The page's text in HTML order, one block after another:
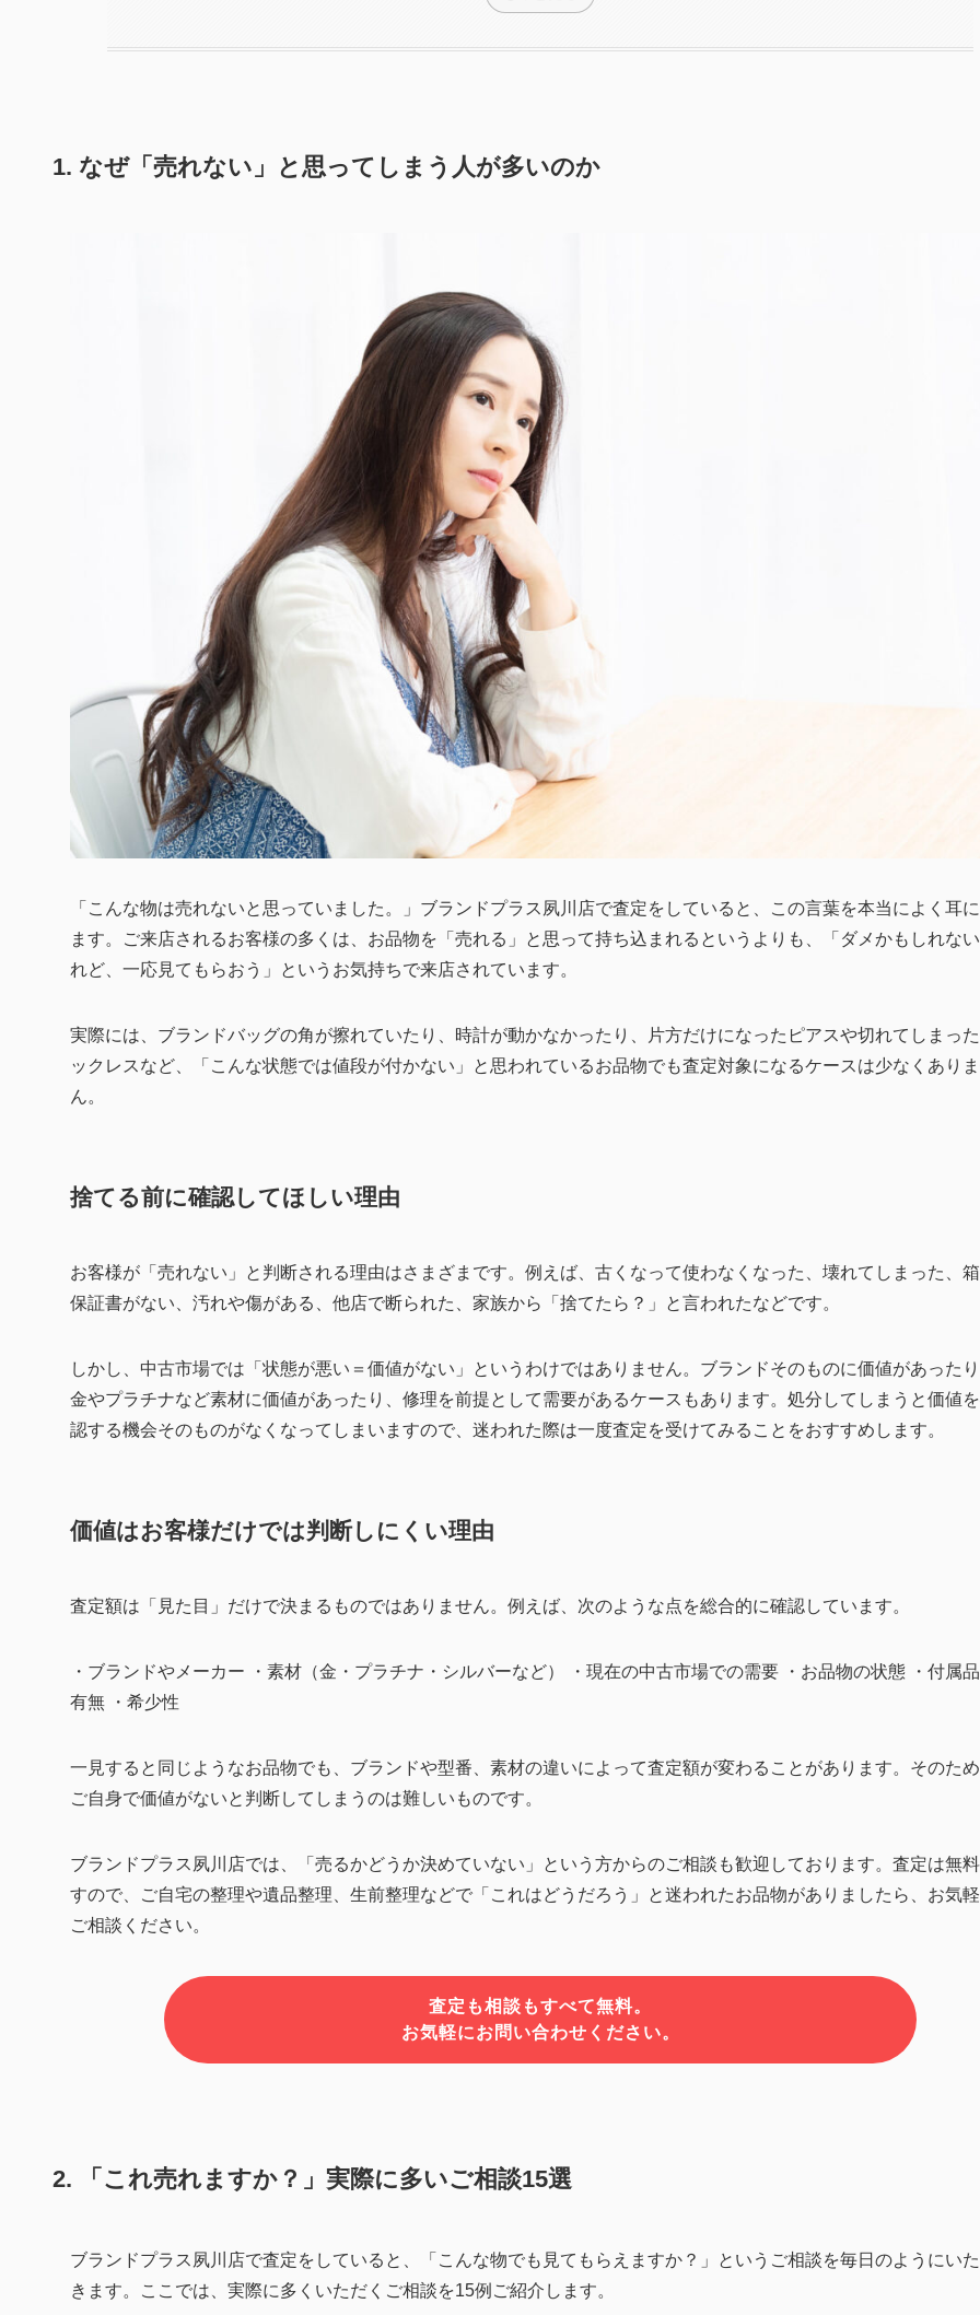
1. なぜ「売れない」と思ってしまう人が多いのか
「こんな物は売れないと思っていました。」ブランドプラス夙川店で査定をしていると、この言葉を本当によく耳
ます。ご来店されるお客様の多くは、お品物を「売れる」と思って持ち込まれるというよりも、「ダメかもしれな
れど、一応見てもらおう」というお気持ちで来店されています。
実際には、ブランドバッグの角が擦れていたり、時計が動かなかったり、片方だけになったピアスや切れてしまっ
ックレスなど、「こんな状態では値段が付かない」と思われているお品物でも査定対象になるケースは少なくあり
ん。
捨てる前に確認してほしい理由
お客様が「売れない」と判断される理由はさまざまです。例えば、古くなって使わなくなった、壊れてしまった、
保証書がない、汚れや傷がある、他店で断られた、家族から「捨てたら？」と言われたなどです。
しかし、中古市場では「状態が悪い＝価値がない」というわけではありません。ブランドそのものに価値があったり
金やプラチナなど素材に価値があったり、修理を前提として需要があるケースもあります。処分してしまうと価値
認する機会そのものがなくなってしまいますので、迷われた際は一度査定を受けてみることをおすすめします。
価値はお客様だけでは判断しにくい理由
査定額は「見た目」だけで決まるものではありません。例えば、次のような点を総合的に確認しています。
・ブランドやメーカー ・素材（金・プラチナ・シルバーなど） ・現在の中古市場での需要 ・お品物の状態 ・付属
有無 ・希少性
一見すると同じようなお品物でも、ブランドや型番、素材の違いによって査定額が変わることがあります。そのため
ご自身で価値がないと判断してしまうのは難しいものです。
ブランドプラス夙川店では、「売るかどうか決めていない」という方からのご相談も歓迎しております。査定は無
すので、ご自宅の整理や遺品整理、生前整理などで「これはどうだろう」と迷われたお品物がありましたら、お気
ご相談ください。
査定も相談もすべて無料。
お気軽にお問い合わせください。
2. 「これ売れますか？」実際に多いご相談15選
ブランドプラス夙川店で査定をしていると、「こんな物でも見てもらえますか？」というご相談を毎日のようにい
きます。ここでは、実際に多くいただくご相談を15例ご紹介します。